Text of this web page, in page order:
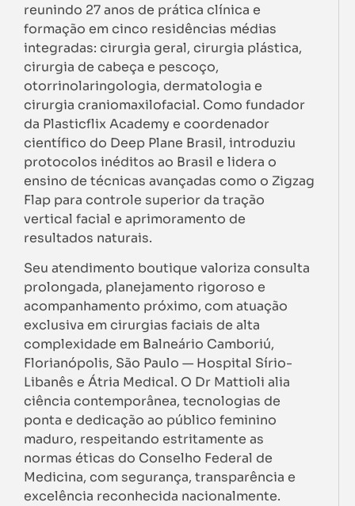
reunindo 27 anos de prática clínica e
formação em cinco residências médias
integradas: cirurgia geral, cirurgia plástica,
cirurgia de cabeça e pescoço,
otorrinolaringologia, dermatologia e
cirurgia craniomaxilofacial. Como fundador
da Plasticflix Academy e coordenador
científico do Deep Plane Brasil, introduziu
protocolos inéditos ao Brasil e lidera o
ensino de técnicas avançadas como o Zigzag
Flap para controle superior da tração
vertical facial e aprimoramento de
resultados naturais.
Seu atendimento boutique valoriza consulta
prolongada, planejamento rigoroso e
acompanhamento próximo, com atuação
exclusiva em cirurgias faciais de alta
complexidade em Balneário Camboriú,
Florianópolis, São Paulo — Hospital Sírio-
Libanês e Átria Medical. O Dr Mattioli alia
ciência contemporânea, tecnologias de
ponta e dedicação ao público feminino
maduro, respeitando estritamente as
normas éticas do Conselho Federal de
Medicina, com segurança, transparência e
excelência reconhecida nacionalmente.